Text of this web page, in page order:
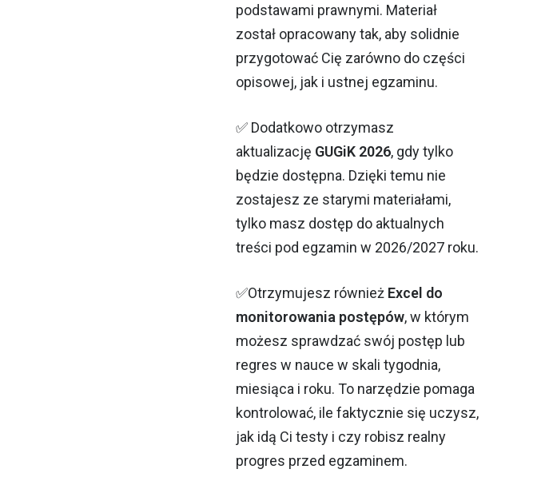
podstawami prawnymi. Materiał
został opracowany tak, aby solidnie
przygotować Cię zarówno do części
opisowej, jak i ustnej egzaminu.
✅ Dodatkowo otrzymasz
aktualizację GUGiK 2026, gdy tylko
będzie dostępna. Dzięki temu nie
zostajesz ze starymi materiałami,
tylko masz dostęp do aktualnych
treści pod egzamin w 2026/2027 roku.
✅Otrzymujesz również Excel do
monitorowania postępów, w którym
możesz sprawdzać swój postęp lub
regres w nauce w skali tygodnia,
miesiąca i roku. To narzędzie pomaga
kontrolować, ile faktycznie się uczysz,
jak idą Ci testy i czy robisz realny
progres przed egzaminem.